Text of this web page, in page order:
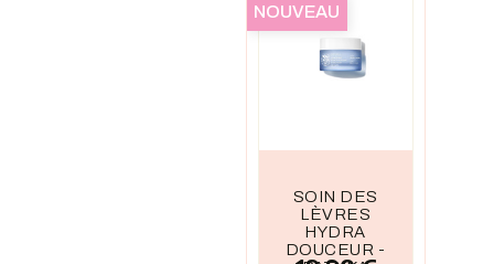
SOIN DES
LÈVRES
HYDRA
DOUCEUR -
NOUVEAU